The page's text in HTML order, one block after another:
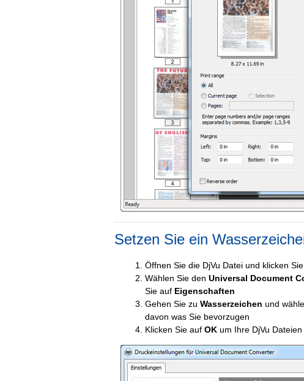
Setzen Sie ein
Öffnen Sie die DjVu Datei und klicken
Wählen Sie den Universal Document
Sie auf Eigenschaften
Gehen Sie zu Wasserzeichen und
davon was Sie bevorzugen
Klicken Sie auf OK um Ihre DjVu